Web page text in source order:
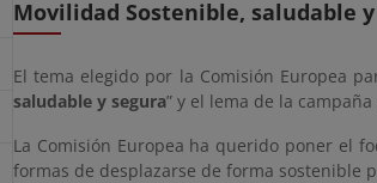
Movilidad Sostenible, saludable
El tema elegido por la Comisión Europea
saludable y segura” y el lema de la campaña
La Comisión Europea ha querido poner el
formas de desplazarse de forma sostenible